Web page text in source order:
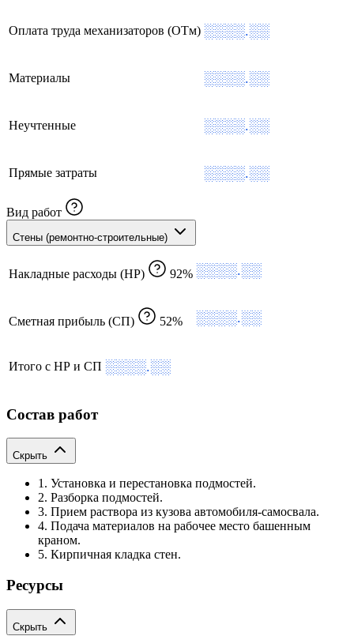
Оплата труда механизаторов (ОТм) ░░░░.░░
Материалы ░░░░.░░
Неучтенные ░░░░.░░
Прямые затраты ░░░░.░░
Вид работ
Стены (ремонтно-строительные)
Накладные расходы (НР) 92% ░░░░.░░
Сметная прибыль (СП) 52% ░░░░.░░
Итого с НР и СП ░░░░.░░
Состав работ
Скрыть
1. Установка и перестановка подмостей.
2. Разборка подмостей.
3. Прием раствора из кузова автомобиля-самосвала.
4. Подача материалов на рабочее место башенным
краном.
5. Кирпичная кладка стен.
Ресурсы
Скрыть